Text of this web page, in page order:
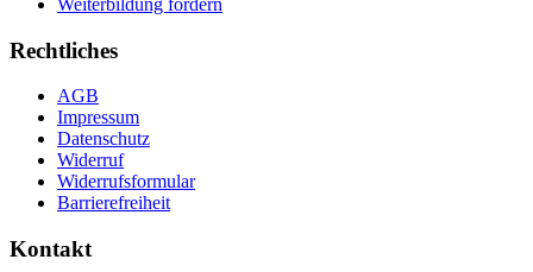
Weiterbildung fördern
Rechtliches
AGB
Impressum
Datenschutz
Widerruf
Widerrufsformular
Barrierefreiheit
Kontakt